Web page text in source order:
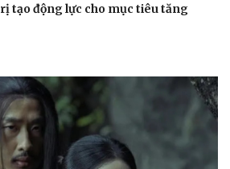
tạo động lực cho mục tiêu tăng